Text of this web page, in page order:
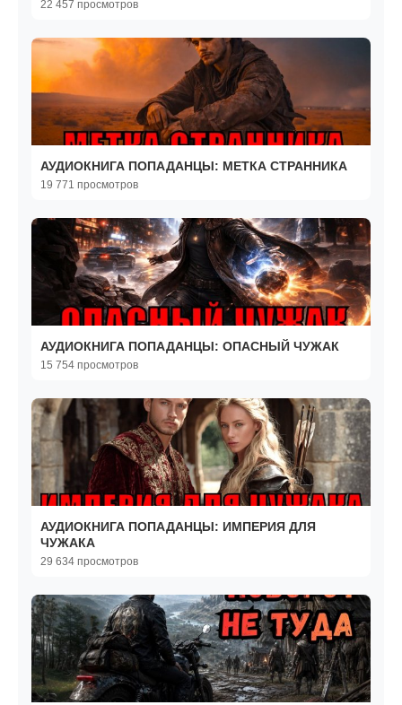
22 457 просмотров
АУДИОКНИГА ПОПАДАНЦЫ: МЕТКА СТРАННИКА
19 771 просмотров
АУДИОКНИГА ПОПАДАНЦЫ: ОПАСНЫЙ ЧУЖАК
15 754 просмотров
АУДИОКНИГА ПОПАДАНЦЫ: ИМПЕРИЯ ДЛЯ
ЧУЖАКА
29 634 просмотров